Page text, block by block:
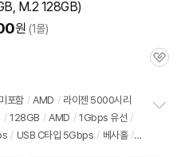
, M.2 128GB)
원 (1몰)
관
포함 / AMD / 라이젠 5000시리
/ 128GB / AMD / 1Gbps 유선 /
/ USB C타입 5Gbps / 베사홀 /